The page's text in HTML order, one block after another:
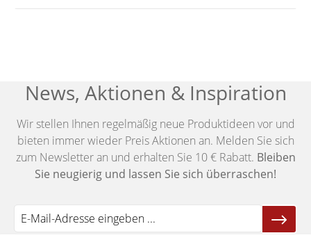
News, Aktionen & Inspiration
Wir stellen Ihnen regelmäßig neue Produktideen vor und
bieten immer wieder Preis Aktionen an. Melden Sie sich
zum Newsletter an und erhalten Sie 10 € Rabatt. Bleiben
Sie neugierig und lassen Sie sich überraschen!